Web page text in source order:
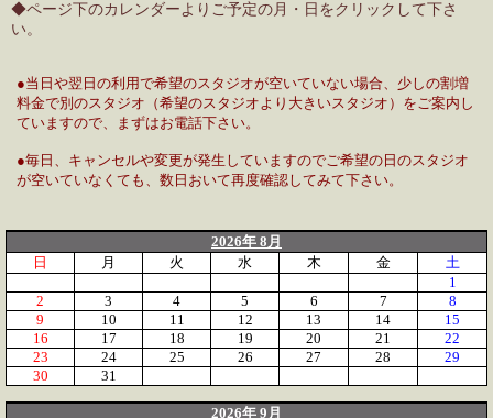
◆ページ下のカレンダーよりご予定の月・日をクリックして下さ
い。
●当日や翌日の利用で希望のスタジオが空いていない場合、少しの割増
料金で別のスタジオ（希望のスタジオより大きいスタジオ）をご案内し
ていますので、まずはお電話下さい。
●毎日、キャンセルや変更が発生していますのでご希望の日のスタジオ
が空いていなくても、数日おいて再度確認してみて下さい。
2026年 8月
日
月 火 水 木 金
土
1
2
3 4 5 6 7
8
9
10 11 12 13 14
15
16
17 18 19 20 21
22
23
24 25 26 27 28
29
30
31
2026年 9月